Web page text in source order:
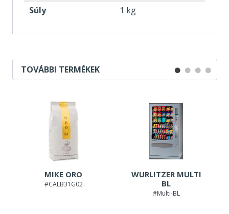
Súly
1 kg
TOVÁBBI TERMÉKEK
MIKE ORO
#CALB31G02
WURLITZER MULTI
BL
#Multi-BL